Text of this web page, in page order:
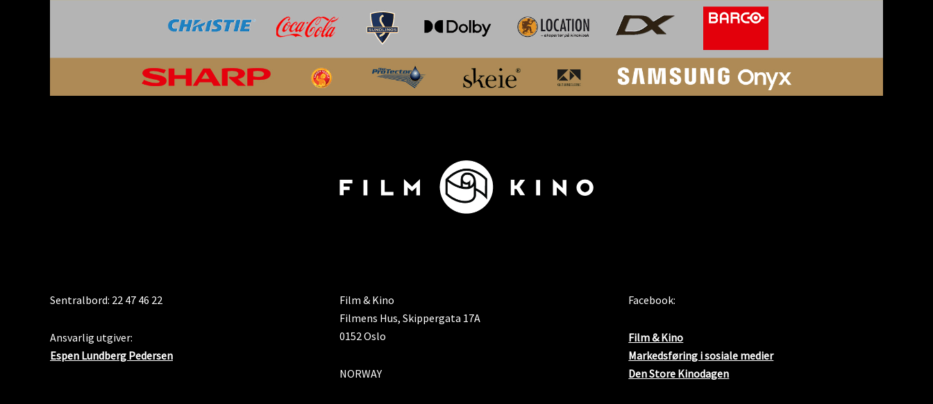
Sentralbord: 22 47 46 22
Ansvarlig utgiver:
Espen Lundberg Pedersen
Film & Kino
Filmens Hus, Skippergata 17A
0152 Oslo
NORWAY
Facebook:
Film & Kino
Markedsføring i sosiale medier
Den Store Kinodagen